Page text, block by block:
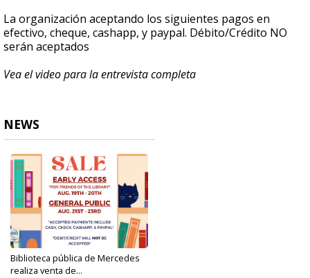
La organización aceptando los siguientes pagos en
efectivo, cheque, cashapp, y paypal. Débito/Crédito NO
serán aceptados
Vea el video para la entrevista completa
NEWS
Biblioteca pública de Mercedes
realiza venta de...